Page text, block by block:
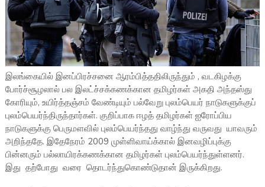
இலங்கையில் இனப்பிரச்சனை ஆரம்பித்ததிலிருந்தும் , வடகிழக்கு
போர்ச்சூழலால் பல இலட்ச்சக்கணக்கான தமிழர்கள் அகதி அந்தஸ்து
கோரியும், உயிர்த்தஞ்சம் வேண்டியும் பல்வேறு புலம்பெயர் நாடுகளுக்குப்
புலம்பெயர்ந்திருந்தார்கள். குறிப்பாக ஈழத் தமிழர்கள் ஐரோப்பிய
நாடுகளுக்கு பெருமளவில் புலம்பெயர்ந்தது வாழ்ந்து வருவது யாவரும்
அறிந்ததே. இதேநேரம் 2009 முள்ளிவாய்க்கால் இனவழிப்புக்கு
பின்னரும் பல்லாயிரக்கணக்கான தமிழர்கள் புலம்பெயர்ந்துள்ளனர்.
இது தற்போது வரை தொடர்ந்துகொண்டுதான் இருக்கிறது.